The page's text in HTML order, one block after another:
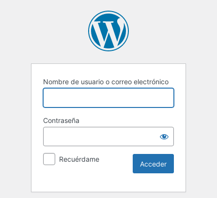
Nombre de usuario o correo electrónico
Contraseña
Recuérdame